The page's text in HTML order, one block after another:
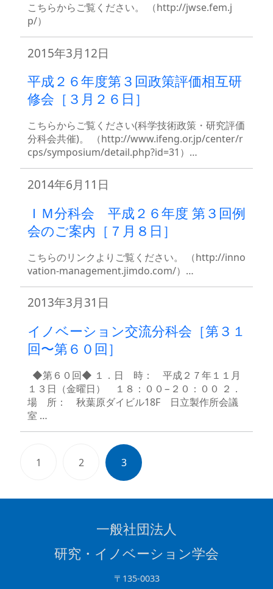
こちらからご覧ください。 （http://jwse.fem.j
p/）
2015年3月12日
平成２６年度第３回政策評価相互研
修会［３月２６日］
こちらからご覧ください(科学技術政策・研究評価
分科会共催)。 （http://www.ifeng.or.jp/center/r
cps/symposium/detail.php?id=31）…
2014年6月11日
ＩＭ分科会 平成２６年度 第３回例
会のご案内［７月８日］
こちらのリンクよりご覧ください。 （http://inno
vation-management.jimdo.com/）…
2013年3月31日
イノベーション交流分科会［第３１
回〜第６０回］
◆第６０回◆ １．日 時： 平成２７年１１月
１３日（金曜日） １８：００−２０：００ ２．
場 所： 秋葉原ダイビル18F 日立製作所会議
室 …
1 2 3
一般社団法人
研究・イノベーション学会
〒135-0033